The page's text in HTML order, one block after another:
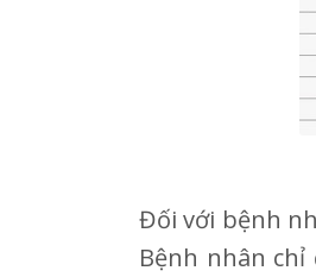
Đối với bệnh
Bệnh nhân